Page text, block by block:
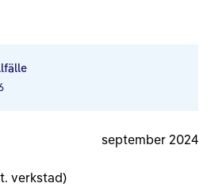
verkstad)
september 2024